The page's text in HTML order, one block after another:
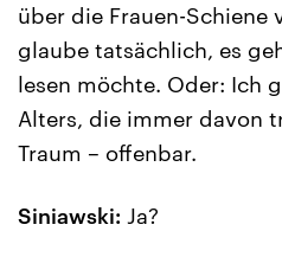
über die Frauen-Schiene
glaube tatsächlich, es
lesen möchte. Oder: Ich
Alters, die immer davon
Traum – offenbar.
Siniawski: Ja?